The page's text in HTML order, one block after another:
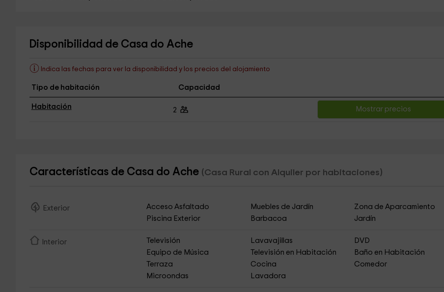
Disponibilidad de Casa do Ache
Indica las fechas para ver la disponibilidad y los precios del alojamiento
Tipo de habitación Capacidad
Habitación 2 Mostrar precios
Características de Casa do Ache (Casa Rural con Alquiler por habitaciones)
Exterior Acceso Asfaltado Muebles de Jardín
Zona de Aparcamiento
Piscina Exterior
Barbacoa Jardín
Interior Televisión Lavavajillas
DVD
Equipo de Música
Televisión en Habitación
Baño en Habitación
Terraza
Cocina
Comedor
Microondas
Lavadora